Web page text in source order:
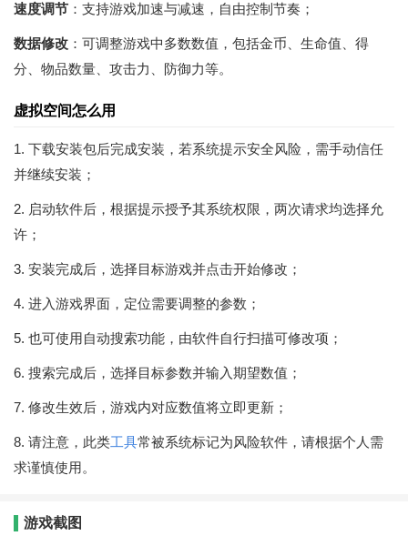
速度调节 ：支持游戏加速与减速，自由控制节奏；
数据修改 ：可调整游戏中多数数值，包括金币、生命值、得
分、物品数量、攻击力、防御力等。
虚拟空间怎么用
1. 下载安装包后完成安装，若系统提示安全风险，需手动信任
并继续安装；
2. 启动软件后，根据提示授予其系统权限，两次请求均选择允
许；
3. 安装完成后，选择目标游戏并点击开始修改；
4. 进入游戏界面，定位需要调整的参数；
5. 也可使用自动搜索功能，由软件自行扫描可修改项；
6. 搜索完成后，选择目标参数并输入期望数值；
7. 修改生效后，游戏内对应数值将立即更新；
8. 请注意，此类工具常被系统标记为风险软件，请根据个人需
求谨慎使用。
游戏截图